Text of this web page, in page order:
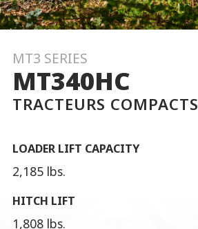
MT3 SERIES
MT340HC
TRACTEURS COMPACTS
LOADER LIFT CAPACITY
2,185 lbs.
HITCH LIFT
1,808 lbs.